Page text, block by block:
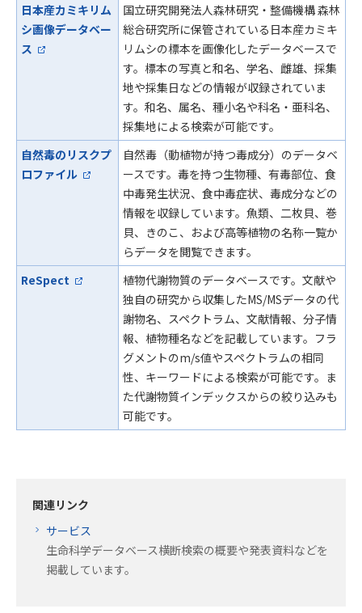
日本産カミキリム
シ画像データベー
ス
国立研究開発法人森林研究・整備機構 森林
総合研究所に保管されている日本産カミキ
リムシの標本を画像化したデータベースで
す。標本の写真と和名、学名、雌雄、採集
地や採集日などの情報が収録されていま
す。和名、属名、種小名や科名・亜科名、
採集地による検索が可能です。
自然毒のリスクプ
ロファイル
自然毒（動植物が持つ毒成分）のデータベ
ースです。毒を持つ生物種、有毒部位、食
中毒発生状況、食中毒症状、毒成分などの
情報を収録しています。魚類、二枚貝、巻
貝、きのこ、および高等植物の名称一覧か
らデータを閲覧できます。
ReSpect
植物代謝物質のデータベースです。文献や
独自の研究から収集したMS/MSデータの代
謝物名、スペクトラム、文献情報、分子情
報、植物種名などを記載しています。フラ
グメントのm/s値やスペクトラムの相同
性、キーワードによる検索が可能です。ま
た代謝物質インデックスからの絞り込みも
可能です。
関連リンク
サービス
生命科学データベース横断検索の概要や発表資料などを
掲載しています。